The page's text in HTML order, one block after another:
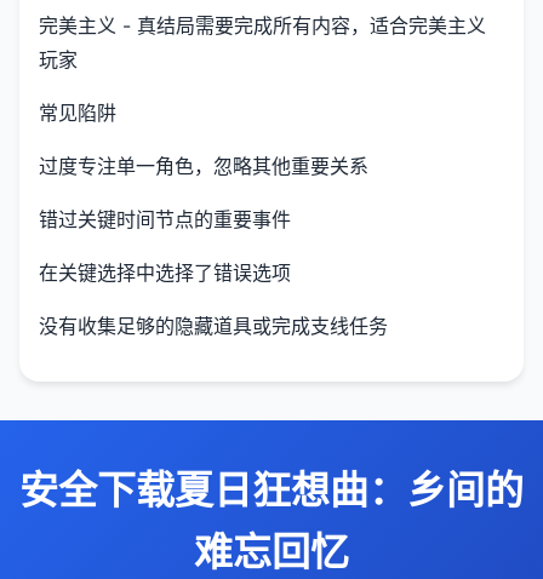
完美主义 - 真结局需要完成所有内容，适合完美主义
玩家
常见陷阱
过度专注单一角色，忽略其他重要关系
错过关键时间节点的重要事件
在关键选择中选择了错误选项
没有收集足够的隐藏道具或完成支线任务
安全下载夏日狂想曲：乡间的
难忘回忆